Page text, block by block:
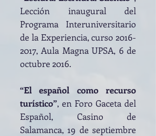
Lección inaugural del
Programa Interuniversitario
de la Experiencia, curso 2016-
2017, Aula Magna UPSA, 6 de
octubre 2016.
“El español como recurso
turístico”, en Foro Gaceta del
Español, Casino de
Salamanca, 19 de septiembre